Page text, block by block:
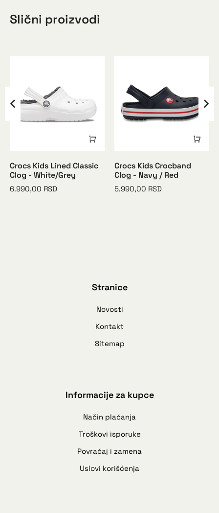
Slični proizvodi
Crocs Kids Lined Classic
Clog - White/Grey
6.990,00 RSD
Crocs Kids Crocband
Clog - Navy / Red
5.990,00 RSD
Stranice
Novosti
Kontakt
Sitemap
Informacije za kupce
Način plaćanja
Troškovi isporuke
Povraćaj i zamena
Uslovi korišćenja